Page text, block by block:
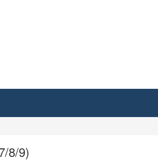
8/9)